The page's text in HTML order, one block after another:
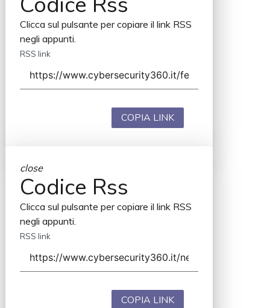
Clicca sul pulsante per copiare il link RSS
negli appunti.
RSS link
COPIA LINK
close
Codice Rss
Clicca sul pulsante per copiare il link RSS
negli appunti.
RSS link
COPIA LINK